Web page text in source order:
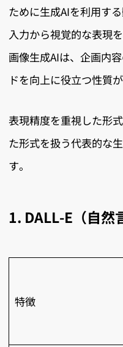
ために生成AIを利用す
入力から視覚的な表現
画像生成AIは、企画内
ドを向上に役立つ性質が
表現精度を重視した形
た形式を扱う代表的な
す。
1. DALL-E（自然
特徴